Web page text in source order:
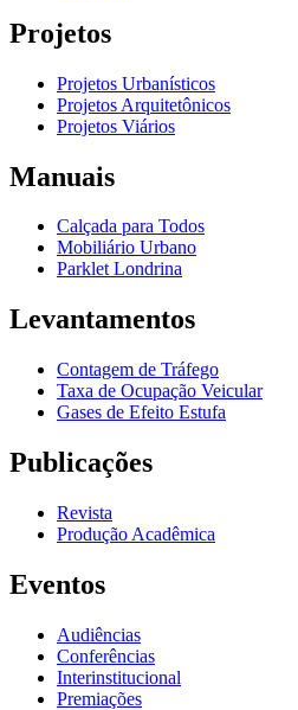
Projetos
Projetos Urbanísticos
Projetos Arquitetônicos
Projetos Viários
Manuais
Calçada para Todos
Mobiliário Urbano
Parklet Londrina
Levantamentos
Contagem de Tráfego
Taxa de Ocupação Veicular
Gases de Efeito Estufa
Publicações
Revista
Produção Acadêmica
Eventos
Audiências
Conferências
Interinstitucional
Premiações